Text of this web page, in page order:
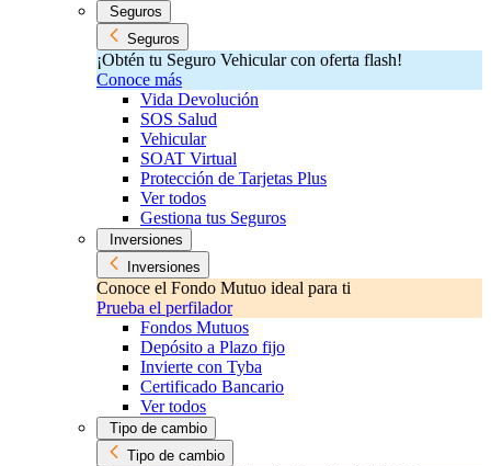
Seguros
Seguros
¡Obtén tu Seguro Vehicular con oferta flash!
Conoce más
Vida Devolución
SOS Salud
Vehicular
SOAT Virtual
Protección de Tarjetas Plus
Ver todos
Gestiona tus Seguros
Inversiones
Inversiones
Conoce el Fondo Mutuo ideal para ti
Prueba el perfilador
Fondos Mutuos
Depósito a Plazo fijo
Invierte con Tyba
Certificado Bancario
Ver todos
Tipo de cambio
Tipo de cambio